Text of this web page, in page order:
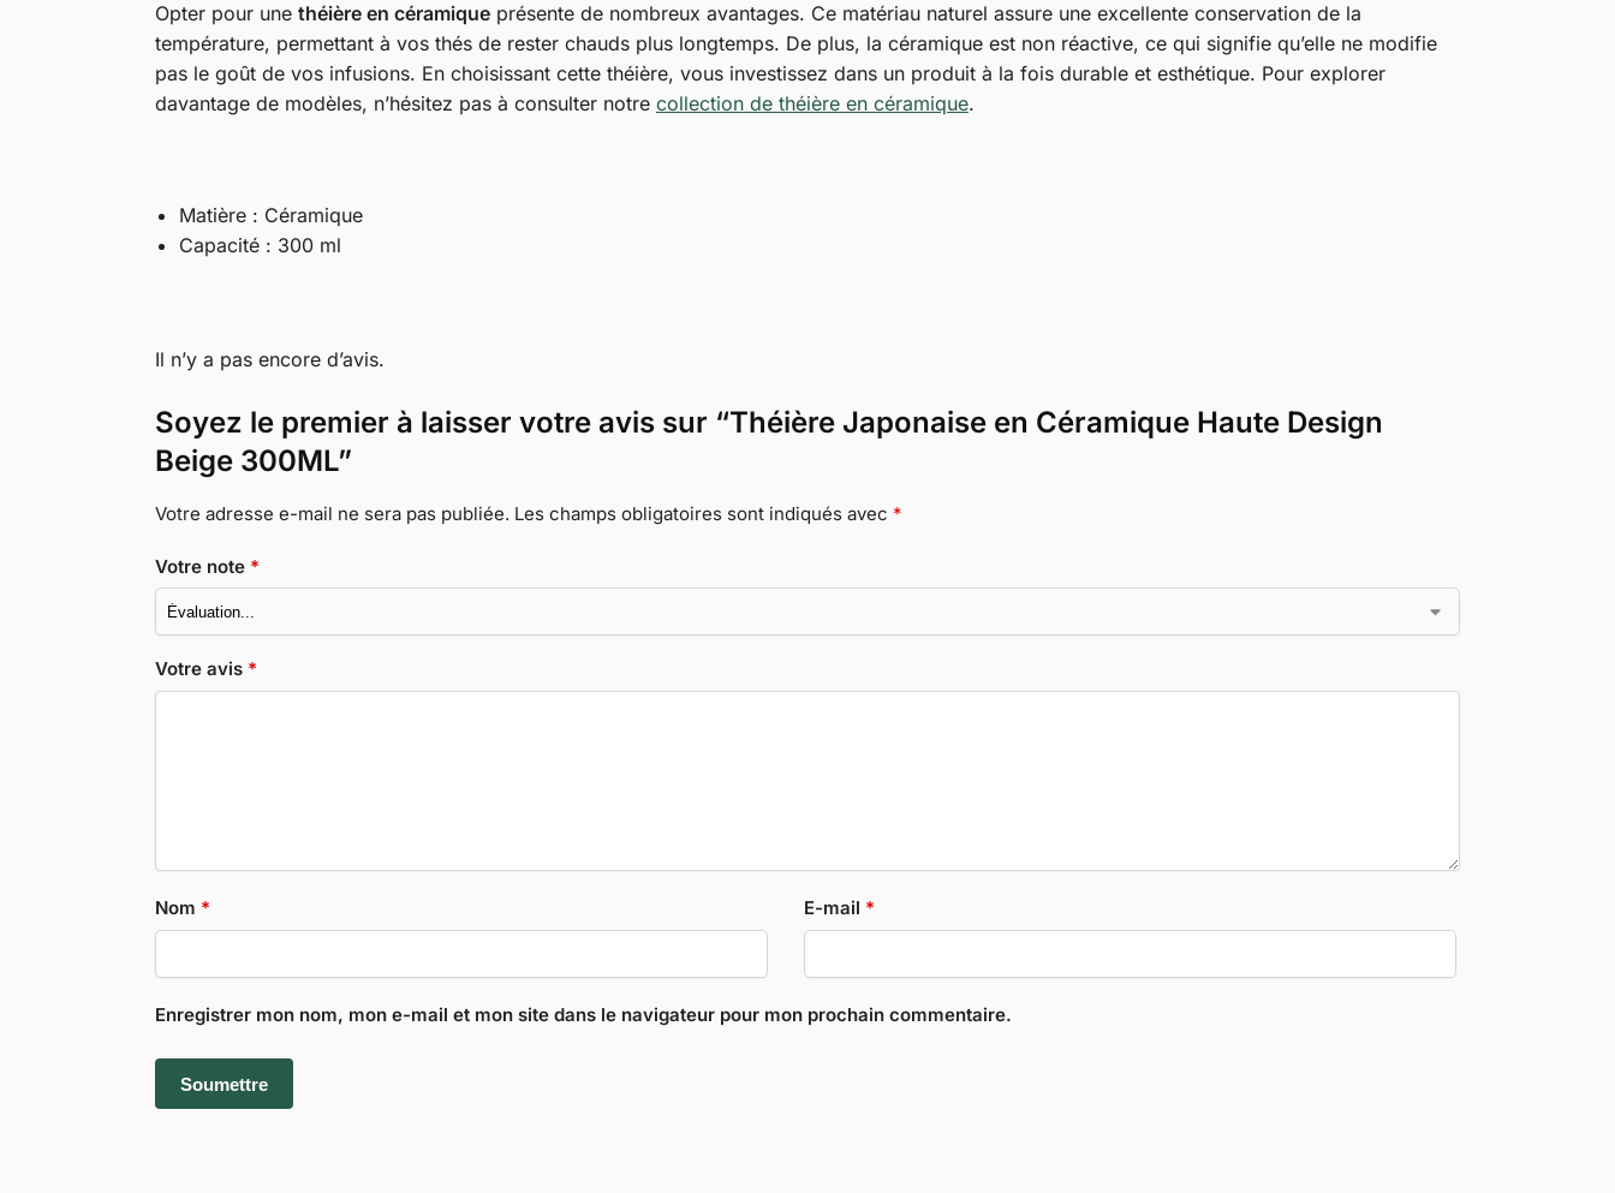
Opter pour une théière en céramiqueprésente de nombreux avantages. Ce matériau naturel assure une excellente conservation de la
température, permettant à vos thés de rester chauds plus longtemps. De plus, la céramique est non réactive, ce qui signifie qu’elle ne modifie
pas le goût de vos infusions. En choisissant cette théière, vous investissez dans un produit à la fois durable et esthétique. Pour explorer
davantage de modèles, n’hésitez pas à consulter notre collection de théière en céramique.
Matière : Céramique
Capacité : 300 ml
Il n’y a pas encore d’avis.
Soyez le premier à laisser votre avis sur “Théière Japonaise en Céramique Haute Design
Beige 300ML”
Votre adresse e-mail ne sera pas publiée. Les champs obligatoires sont indiqués avec *
Votre note *
Votre avis *
Nom * E-mail *
Enregistrer mon nom, mon e-mail et mon site dans le navigateur pour mon prochain commentaire.